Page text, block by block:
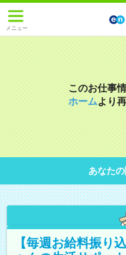
メニュー
このお仕事
ホームより
あなた
【毎週お給料振り